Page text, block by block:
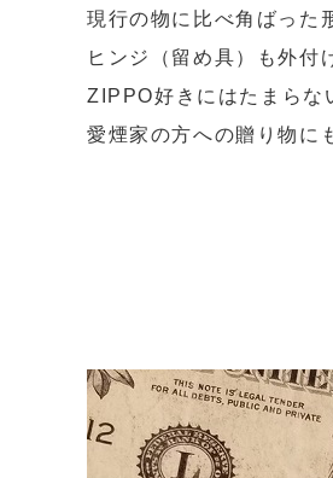
現行の物に比べ角ばった
ヒンジ（留め具）も外付
ZIPPO好きにはたまらな
愛煙家の方への贈り物に